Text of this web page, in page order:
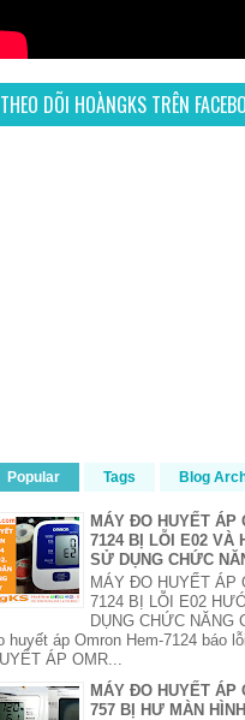
THEO DÕI HOÀNGKS TRÊN
Popular Tags Blog
MÁY ĐO HUYẾT ÁP
7124 BỊ LỖI E02 VÀ
SỬ DỤNG CHỨC
MÁY ĐO HUYẾT ÁP
7124 BỊ LỖI E02
DỤNG CHỨC NĂNG
huyết áp Omron Hem-7124 báo
ÁP OMR...
MÁY ĐO HUYẾT ÁP
757 BỊ HƯ MÀN HÌNH